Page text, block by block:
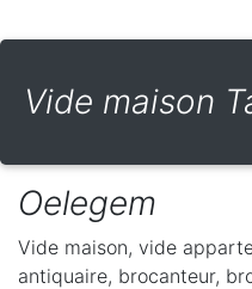
Vide maison
Oelegem
Vide maison, vide
antiquaire, brocanteur,